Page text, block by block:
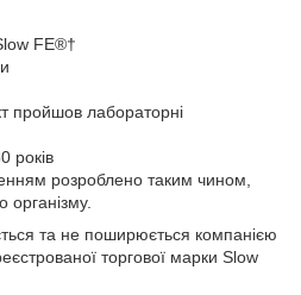
FE®†
пройшов лабораторні
років
розроблено таким чином,
та не поширюється компанією
торгової марки Slow